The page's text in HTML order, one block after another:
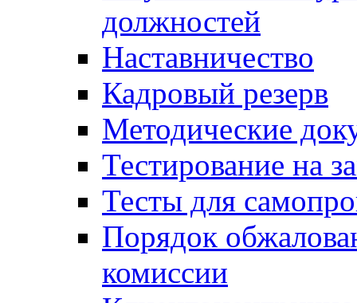
должностей
Наставничество
Кадровый резерв
Методические
Тестирование на
Тесты для
Порядок
комиссии